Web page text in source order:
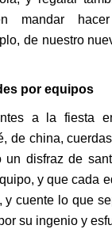
mandar
de nuestro
por equipos
a la fiesta
de china,
un disfraz de
y que cada
y cuente lo que
su ingenio y